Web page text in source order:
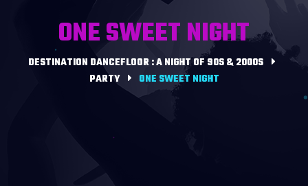
ONE SWEET NIGHT
DESTINATION DANCEFLOOR : A NIGHT OF 90S & 2000S
PARTY
ONE SWEET NIGHT